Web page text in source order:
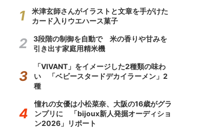
米津玄師さんがイラストと文章を手がけた
カード入りウエハース菓子
3段階の制御を自動で 米の香りや甘みを
引き出す家庭用精米機
「VIVANT」をイメージした2種類の味わ
い 「ベビースタードデカイラーメン」2
種
憧れの女優は小松菜奈、大阪の16歳がグラ
ンプリに 「bijoux新人発掘オーディショ
ン2026」リポート